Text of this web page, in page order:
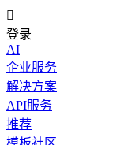

登录
AI
企业服务
解决方案
API服务
推荐